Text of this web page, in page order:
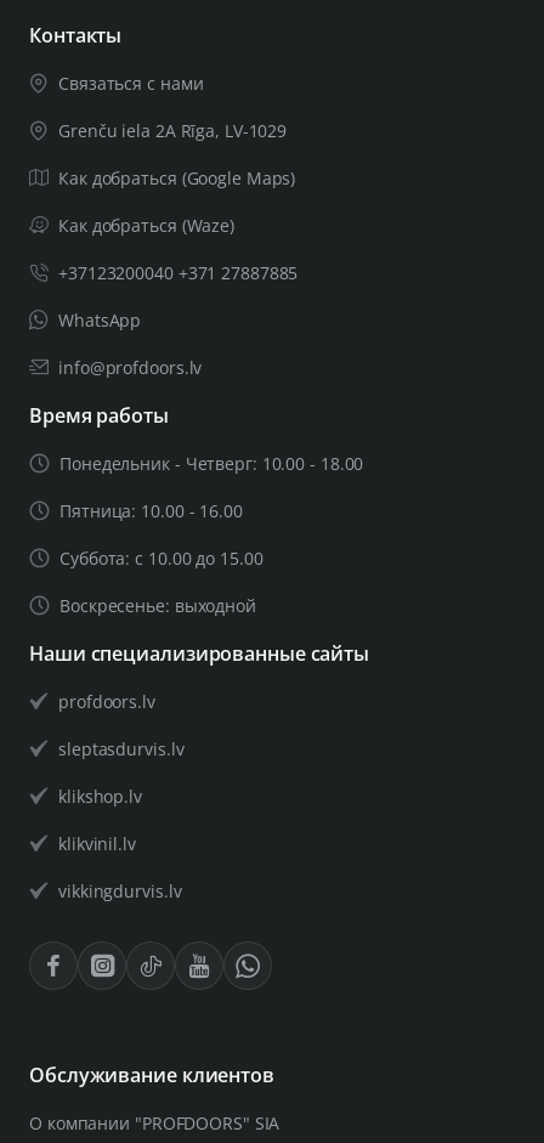
Контакты
Связаться с нами
Grenču iela 2A Rīga, LV-1029
Как добраться (Google Maps)
Как добраться (Waze)
+37123200040 +371 27887885
WhatsApp
info@profdoors.lv
Время работы
Понедельник - Четверг: 10.00 - 18.00
Пятница: 10.00 - 16.00
Суббота: с 10.00 до 15.00
Воскресенье: выходной
Наши специализированные сайты
profdoors.lv
sleptasdurvis.lv
klikshop.lv
klikvinil.lv
vikkingdurvis.lv
Обслуживание клиентов
О компании "PROFDOORS" SIA